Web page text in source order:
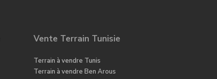
Vente Terrain Tunisie
Terrain à vendre Tunis
Terrain à vendre Ben Arous